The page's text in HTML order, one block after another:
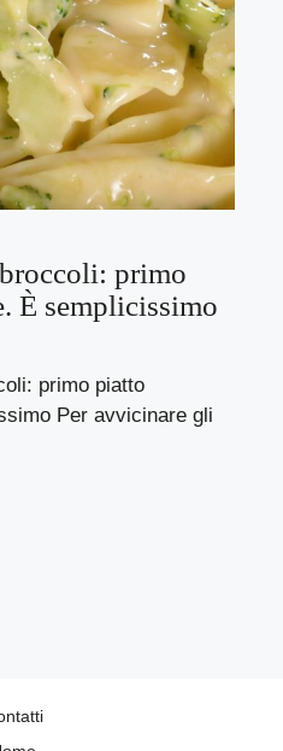
primo
È semplicissimo
primo piatto
Per avvicinare gli